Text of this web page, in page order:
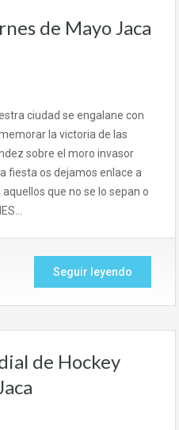
de Mayo Jaca
ciudad se engalane con
la victoria de las
sobre el moro invasor
fiesta os dejamos enlace a
que no se lo sepan o
Seguir leyendo
de Hockey